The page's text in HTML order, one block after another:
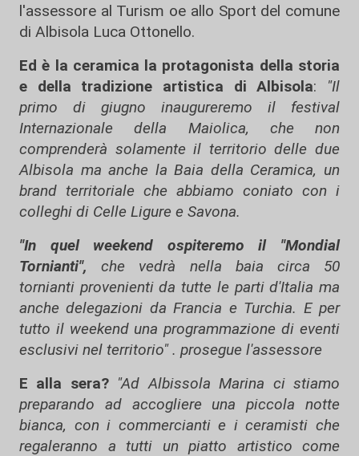
l'assessore al Turism oe allo Sport del comune
di Albisola Luca Ottonello.
Ed è la ceramica la protagonista della storia
e della tradizione artistica di Albisola: "Il
primo di giugno inaugureremo il festival
Internazionale della Maiolica, che non
comprenderà solamente il territorio delle due
Albisola ma anche la Baia della Ceramica, un
brand territoriale che abbiamo coniato con i
colleghi di Celle Ligure e Savona.
"In quel weekend ospiteremo il "Mondial
Tornianti", che vedrà nella baia circa 50
tornianti provenienti da tutte le parti d'Italia ma
anche delegazioni da Francia e Turchia. E per
tutto il weekend una programmazione di eventi
esclusivi nel territorio" . prosegue l'assessore
E alla sera?"Ad Albissola Marina ci stiamo
preparando ad accogliere una piccola notte
bianca, con i commercianti e i ceramisti che
regaleranno a tutti un piatto artistico come